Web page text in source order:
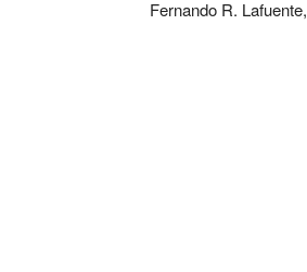
Fernando R. Lafuente,